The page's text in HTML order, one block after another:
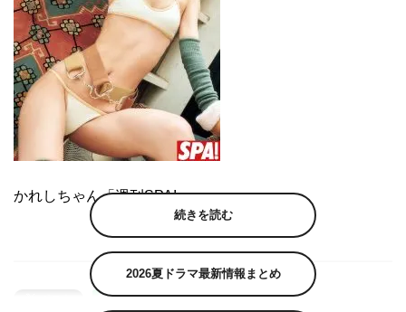
かれしちゃん「週刊SPA!」
続きを読む
2026夏ドラマ最新情報まとめ